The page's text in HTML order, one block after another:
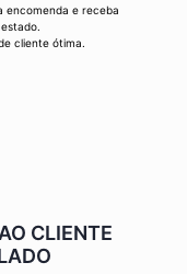
encomenda e receba
cliente ótima.
CLIENTE